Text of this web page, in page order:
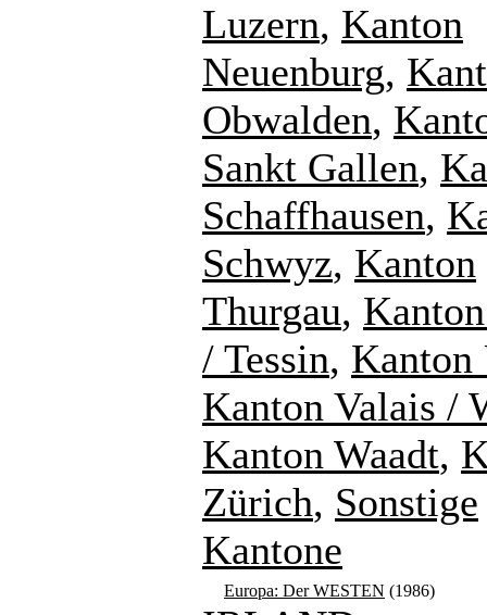
Luzern, Kanton
Neuenburg,
Obwalden,
Sankt Gallen,
Schaffhausen,
Schwyz, Kanton
Thurgau,
/ Tessin,
Kanton Valais /
Kanton Waadt,
Zürich, Sonstige
Kantone
Europa: Der WESTEN (1986)